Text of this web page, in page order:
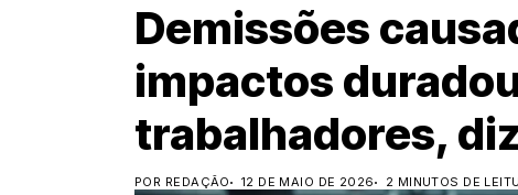
Demissões
impactos
trabalhadores,
POR REDAÇÃO 12 DE MAIO DE 2026 2 MINUTOS DE